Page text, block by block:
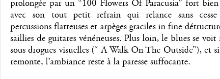
prolongée par un “100 Flowers Of Paracusia” fort
avec son tout petit refrain qui relance sans cesse
percussions flatteuses et arpèges graciles in fine
saillies de guitares vénéneuses. Plus loin, le blues se voit
sous drogues visuelles (“ A Walk On The Outside”), et
remonte, l’ambiance reste à la paresse suffocante.